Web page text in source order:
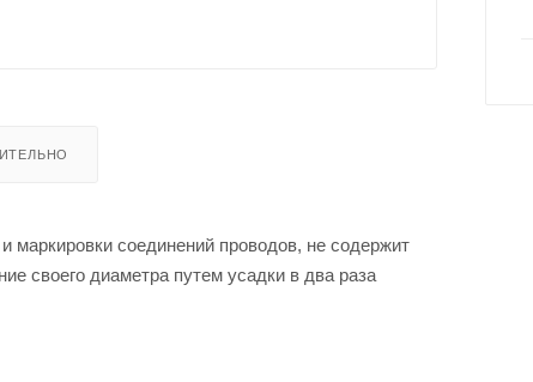
маркировки соединений проводов, не содержит
своего диаметра путем усадки в два раза